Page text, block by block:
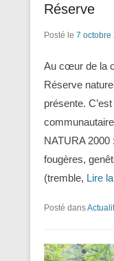
Réserve
Posté le 7 octobre
Au cœur de la
Réserve
présente.
NATURA 2000
fougères,
(tremble, Lire
Posté dans